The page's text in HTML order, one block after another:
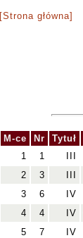
[Strona główna]
M-ce Nr Tytuł
1
1
2
3
3
6 IV
4
4 IV
5
7 IV